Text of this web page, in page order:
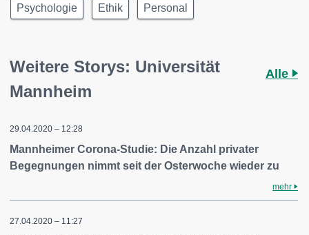
Psychologie Ethik Personal
Weitere Storys: Universität
Mannheim
Alle
29.04.2020 – 12:28
Mannheimer Corona-Studie: Die Anzahl privater
Begegnungen nimmt seit der Osterwoche wieder zu
mehr
27.04.2020 – 11:27